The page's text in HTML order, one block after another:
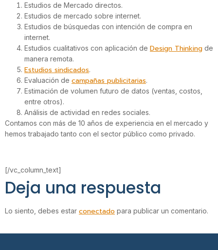
Estudios de Mercado directos.
Estudios de mercado sobre internet.
Estudios de búsquedas con intención de compra en
internet.
Estudios cualitativos con aplicación de Design Thinking de
manera remota.
Estudios sindicados.
Evaluación de campañas publicitarias.
Estimación de volumen futuro de datos (ventas, costos,
entre otros).
Análisis de actividad en redes sociales.
Contamos con más de 10 años de experiencia en el mercado y
hemos trabajado tanto con el sector público como privado.
[/vc_column_text]
Deja una respuesta
Lo siento, debes estar conectado para publicar un comentario.